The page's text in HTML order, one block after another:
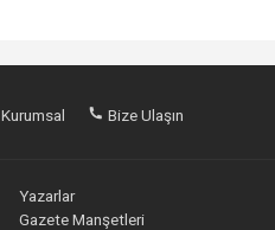
Kurumsal Bize Ulaşın
Yazarlar
Gazete Manşetleri